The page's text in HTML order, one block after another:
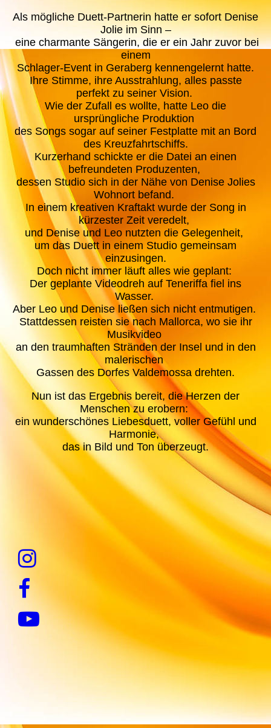
Als mögliche Duett-Partnerin hatte er sofort Denise
Jolie im Sinn –
eine charmante Sängerin, die er ein Jahr zuvor bei
einem
Schlager-Event in Geraberg kennengelernt hatte.
Ihre Stimme, ihre Ausstrahlung, alles passte
perfekt zu seiner Vision.
Wie der Zufall es wollte, hatte Leo die
ursprüngliche Produktion
des Songs sogar auf seiner Festplatte mit an Bord
des Kreuzfahrtschiffs.
Kurzerhand schickte er die Datei an einen
befreundeten Produzenten,
dessen Studio sich in der Nähe von Denise Jolies
Wohnort befand.
In einem kreativen Kraftakt wurde der Song in
kürzester Zeit veredelt,
und Denise und Leo nutzten die Gelegenheit,
um das Duett in einem Studio gemeinsam
einzusingen.
Doch nicht immer läuft alles wie geplant:
Der geplante Videodreh auf Teneriffa fiel ins
Wasser.
Aber Leo und Denise ließen sich nicht entmutigen.
Stattdessen reisten sie nach Mallorca, wo sie ihr
Musikvideo
an den traumhaften Stränden der Insel und in den
malerischen
Gassen des Dorfes Valdemossa drehten.
Nun ist das Ergebnis bereit, die Herzen der
Menschen zu erobern:
ein wunderschönes Liebesduett, voller Gefühl und
Harmonie,
das in Bild und Ton überzeugt.